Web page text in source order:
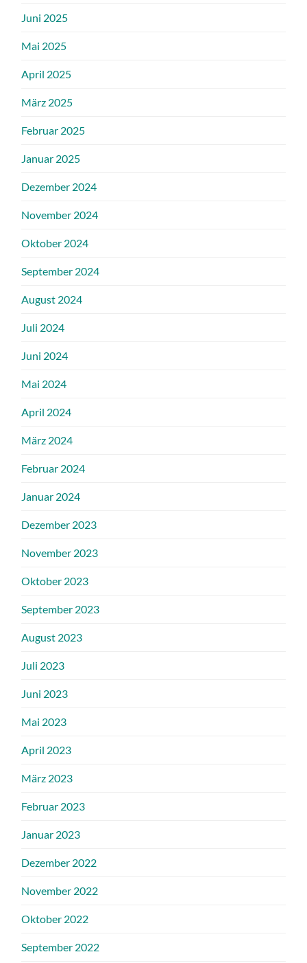
Juni 2025
Mai 2025
April 2025
März 2025
Februar 2025
Januar 2025
Dezember 2024
November 2024
Oktober 2024
September 2024
August 2024
Juli 2024
Juni 2024
Mai 2024
April 2024
März 2024
Februar 2024
Januar 2024
Dezember 2023
November 2023
Oktober 2023
September 2023
August 2023
Juli 2023
Juni 2023
Mai 2023
April 2023
März 2023
Februar 2023
Januar 2023
Dezember 2022
November 2022
Oktober 2022
September 2022